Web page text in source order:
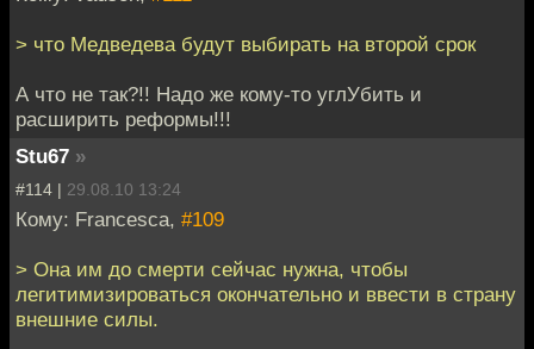
> что Медведева будут выбирать на второй срок
А что не так?!! Надо же кому-то углУбить и
расширить реформы!!!
Stu67 »
#114 | 29.08.10 13:24
Кому: Francesca, #109
> Она им до смерти сейчас нужна, чтобы
легитимизироваться окончательно и ввести в страну
внешние силы.